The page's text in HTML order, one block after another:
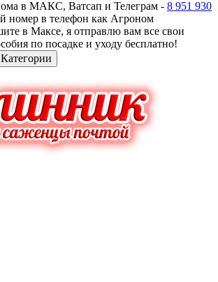
в МАКС, Ватсап и Телеграм - 8 951 930
номер в телефон как Агроном
в Максе, я отправлю вам все свои
по посадке и уходу бесплатно!
Категории